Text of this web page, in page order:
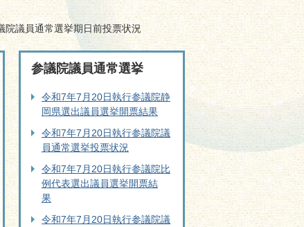
院議員通常選挙期日前投票状況
参議院議員通常選挙
令和7年7月20日執行参議院静
岡県選出議員選挙開票結果
令和7年7月20日執行参議院議
員通常選挙投票状況
令和7年7月20日執行参議院比
例代表選出議員選挙開票結
果
令和7年7月20日執行参議院議